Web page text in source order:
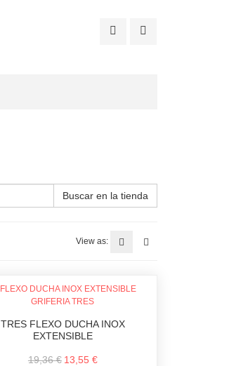
Buscar en la tienda
View as:
TRES FLEXO DUCHA INOX
EXTENSIBLE
19,36 € 13,55 €